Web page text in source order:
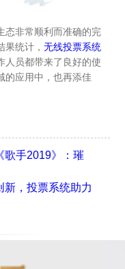
非常顺利而准确的完
统计， 无线投票系统
人员都带来了良好的使
的应用中，也再添佳
歌手2019》：璀
新，投票系统助力